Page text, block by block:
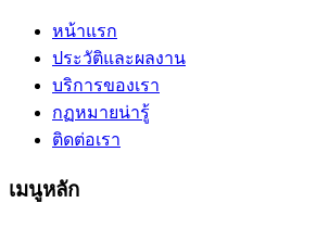
หน้าแรก
ประวัติและผลงาน
บริการของเรา
กฏหมายน่ารู้
ติดต่อเรา
เมนูหลัก